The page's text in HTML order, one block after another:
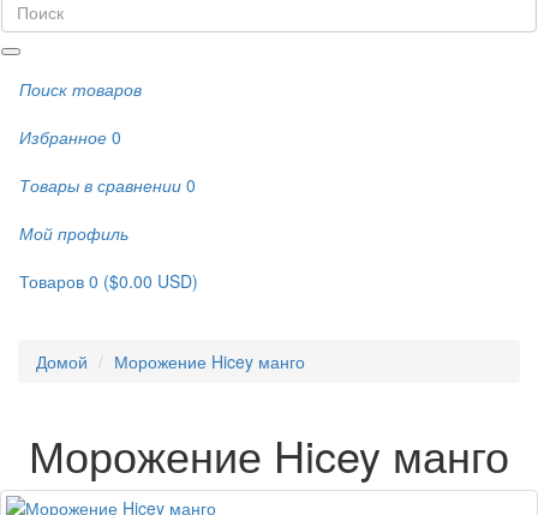
Поиск товаров
Избранное 0
Товары в сравнении 0
Мой профиль
Товаров 0 ($0.00 USD)
Домой Морожение Hicey манго
Морожение Hicey манго